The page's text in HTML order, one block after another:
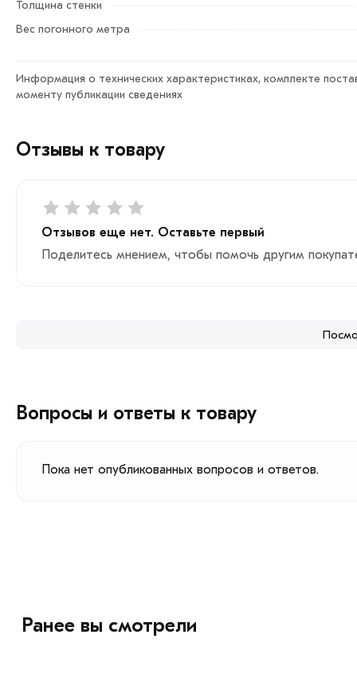
Толщина стенки
Вес погонного метра
Информация о технических характеристиках, комплекте
моменту публикации сведениях
Отзывы к товару
Отзывов еще нет. Оставьте первый
Поделитесь мнением, чтобы помочь другим
Вопросы и ответы к товару
Пока нет опубликованных вопросов и ответов.
Ранее вы смотрели